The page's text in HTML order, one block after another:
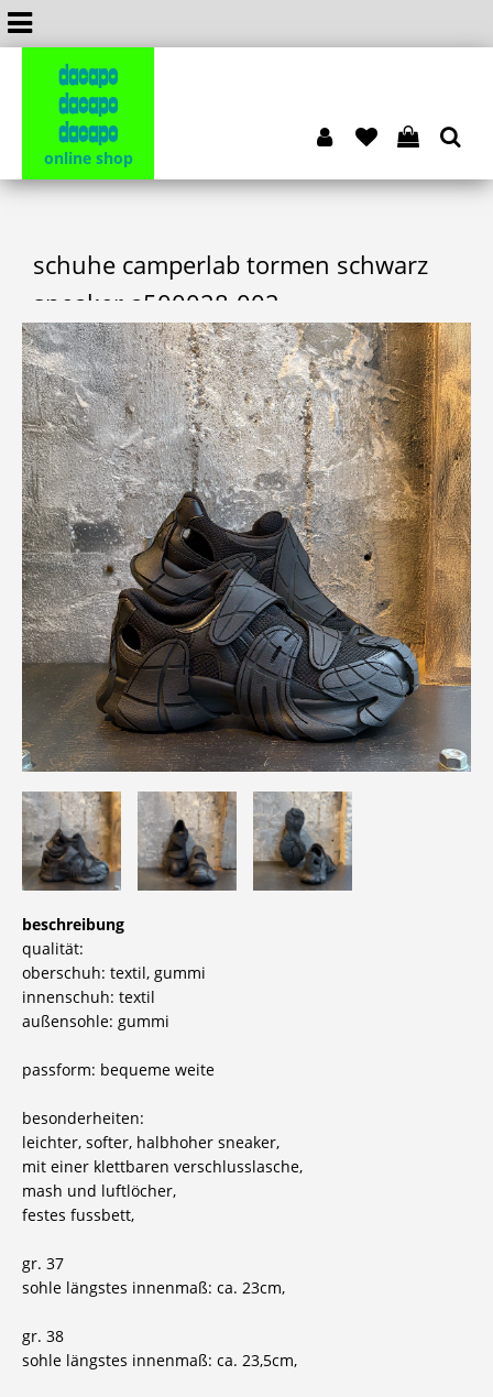
dacapo
dacapo
dacapo
online shop
schuhe camperlab tormen schwarz
sneaker a500028-002
beschreibung
qualität:
oberschuh: textil, gummi
innenschuh: textil
außensohle: gummi
passform: bequeme weite
besonderheiten:
leichter, softer, halbhoher sneaker,
mit einer klettbaren verschlusslasche,
mash und luftlöcher,
festes fussbett,
gr. 37
sohle längstes innenmaß: ca. 23cm,
gr. 38
sohle längstes innenmaß: ca. 23,5cm,